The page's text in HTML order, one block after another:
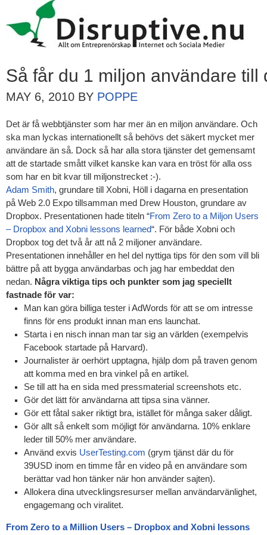
Så får du 1 miljon användare till
MAY 6, 2010 BY POPPE
Det är få webbtjänster som har mer än en miljon användare. Och
ska man lyckas internationellt så behövs det säkert mycket mer
användare än så. Dock så har alla stora tjänster det gemensamt
att de startade smått vilket kanske kan vara en tröst för alla oss
som har en bit kvar till miljonstrecket :-).
Adam Smith, grundare till Xobni, Höll i dagarna en presentation
på Web 2.0 Expo tillsamman med Drew Houston, grundare av
Dropbox. Presentationen hade titeln “From Zero to a Miljon Users
– Dropbox and Xobni lessons learned“. För både Xobni och
Dropbox tog det två år att nå 2 miljoner användare.
Presentationen innehåller en hel del nyttiga tips för den som vill bli
bättre på att bygga användarbas och jag har embeddat den
nedan. Några viktiga tips och punkter som jag speciellt
fastnade för var:
Man kan göra billiga tester i AdWords för att se om intresse
finns för ens produkt innan man ens launchat.
Starta i en nisch innan man tar sig an världen (exempelvis
Facebook startade på Harvard).
Journalister är oerhört upptagna, hjälp dom på traven genom
att komma med en bra vinkel på en artikel.
Se till att ha en sida med pressmaterial screenshots etc.
Gör det lätt för användarna att tipsa sina vänner.
Gör ett fåtal saker riktigt bra, istället för många saker dåligt.
Gör allt så enkelt som möjligt för användarna. 10% enklare
leder till 50% mer användare.
Använd exvis UserTesting.com (grym tjänst där du för
39USD inom en timme får en video på en användare som
berättar vad hon tänker när hon använder sajten).
Allokera dina utvecklingsresurser mellan användarvänlighet,
engagemang och viralitet.
From Zero to a Million Users – Dropbox and Xobni lessons